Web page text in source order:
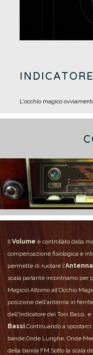
L'occhio magico
IlVolume è controllato dalla
compensazione fisiologica è
permette di ruotare l'
scala parlante incontriamo per
Magico).Attorno all'Occhio
posizione dell'antenna in
dell'Indicatore dei Toni Bassi, e
Bassi.Continuando a
bande,Onde Lunghe, Onde
della banda FM.Sotto la scala